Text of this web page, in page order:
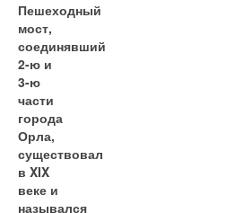
Пешеходный
мост,
соединявший
2-ю и
3-ю
части
города
Орла,
существовал
в XIX
веке и
назывался